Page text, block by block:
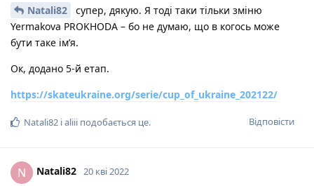
Natali82
супер, дякую. Я тоді таки тільки зміню
Yermakova PROKHODA – бо не думаю, що в когось може
бути таке імʼя.
Ок, додано 5-й етап.
https://skateukraine.org/serie/cup_of_ukraine_202122/
Відповісти
Natali82 іaliii подобається це.
N Natali82 20 кві 2022